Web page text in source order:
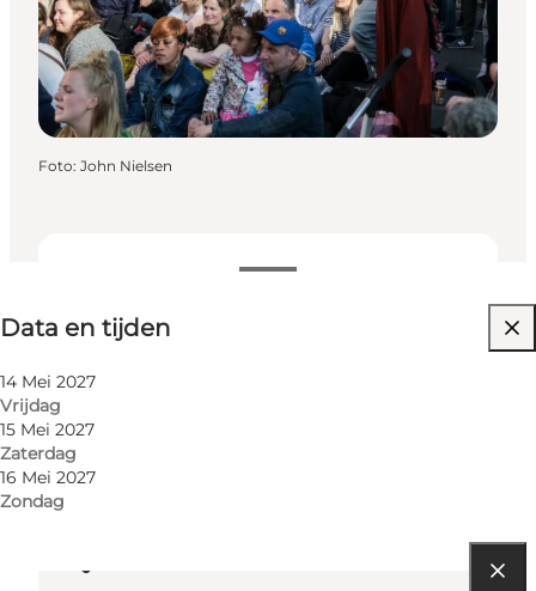
Data en tijden
14 Mei 2027
Vrijdag
15 Mei 2027
Zaterdag
16 Mei 2027
Zondag
Website bezoeken
Foto: John Nielsen